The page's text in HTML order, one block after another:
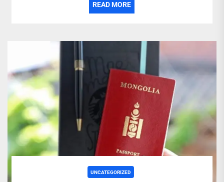
READ MORE
UNCATEGORIZED